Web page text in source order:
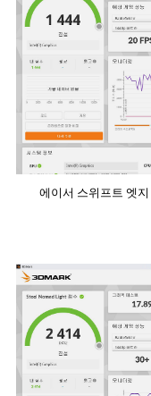
에이서 스위프트 엣